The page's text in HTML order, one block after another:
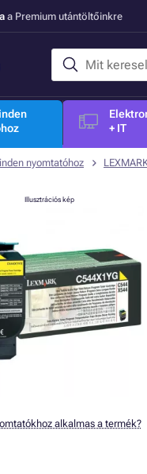
a Premium utántöltőinkre
+ IT
nyomtatóhoz
Illusztrációs kép
alkalmas a termék?